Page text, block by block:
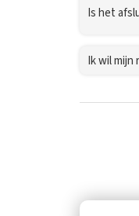
Is het
Ik wil